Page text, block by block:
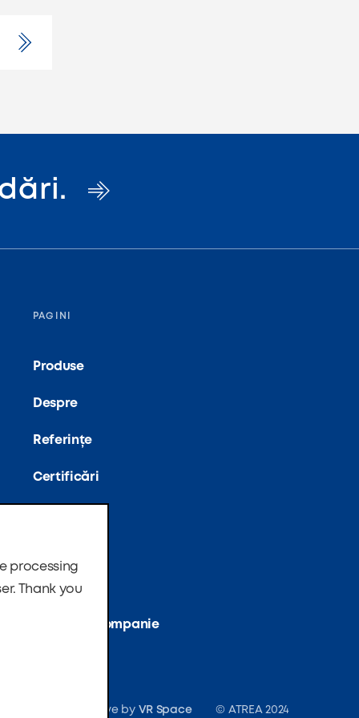
PAGINI
Produse
Despre
Referințe
Certificări
Fundația
Contacte companie
Made with love by VR Space © ATREA 2024
processing
Thank you